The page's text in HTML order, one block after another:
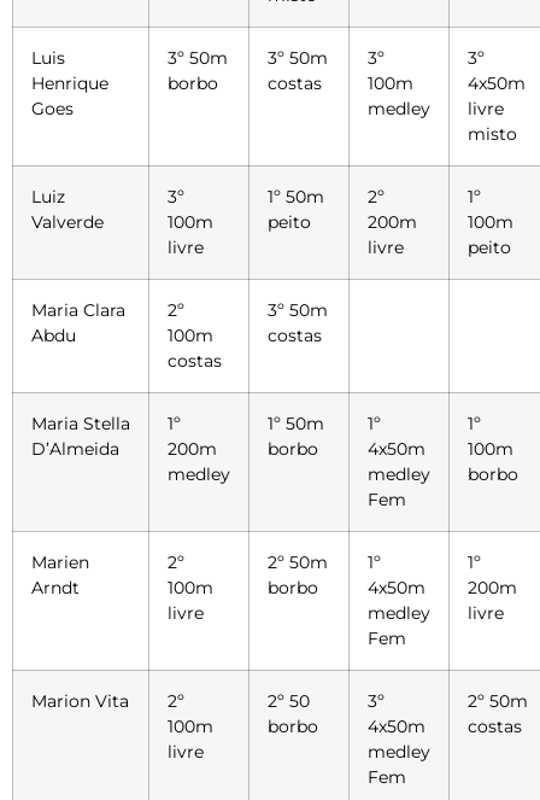
Luis
Henrique
Goes
3º 50m
borbo
3º 50m
costas
3º
100m
medley
3º
4x50m
livre
misto
Luiz
Valverde
3º
100m
livre
1º 50m
peito
2º
200m
livre
1º
100m
peito
Maria Clara
Abdu
2º
100m
costas
3º 50m
costas
Maria Stella
D’Almeida
1º
200m
medley
1º 50m
borbo
1º
4x50m
medley
Fem
1º
100m
borbo
Marien
Arndt
2º
100m
livre
2º 50m
borbo
1º
4x50m
medley
Fem
1º
200m
livre
Marion Vita
2º
100m
livre
2º 50
borbo
3º
4x50m
medley
Fem
2º 50m
costas